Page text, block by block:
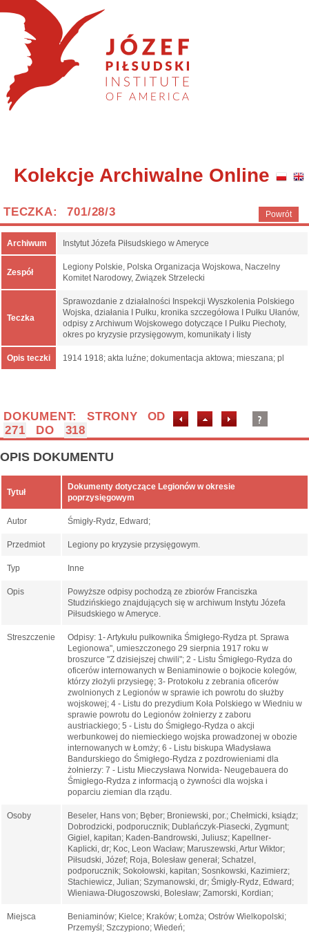
Kolekcje Archiwalne Online
Powrót
TECZKA: 701/28/3
Archiwum Instytut Józefa Piłsudskiego w Ameryce
Zespół
Legiony Polskie, Polska Organizacja Wojskowa, Naczelny
Komitet Narodowy, Związek Strzelecki
Teczka
Sprawozdanie z działalności Inspekcji Wyszkolenia Polskiego
Wojska, działania I Pułku, kronika szczegółowa I Pułku Ułanów,
odpisy z Archiwum Wojskowego dotyczące I Pułku Piechoty,
okres po kryzysie przysięgowym, komunikaty i listy
Opis teczki 1914 1918; akta luźne; dokumentacja aktowa; mieszana; pl
DOKUMENT: STRONY OD
271
DO 318
OPIS DOKUMENTU
Tytuł
Dokumenty dotyczące Legionów w okresie
poprzysięgowym
Autor Śmigły-Rydz, Edward;
Przedmiot Legiony po kryzysie przysięgowym.
Typ Inne
Opis
Powyższe odpisy pochodzą ze zbiorów Franciszka
Studzińskiego znajdujących się w archiwum Instytu Józefa
Piłsudskiego w Ameryce.
Streszczenie
Odpisy: 1- Artykułu pułkownika Śmigłego-Rydza pt. Sprawa
Legionowa", umieszczonego 29 sierpnia 1917 roku w
broszurce "Z dzisiejszej chwili"; 2 - Listu Śmigłego-Rydza do
oficerów internowanych w Beniaminowie o bojkocie kolegów,
którzy złożyli przysiegę; 3- Protokołu z zebrania oficerów
zwolnionych z Legionów w sprawie ich powrotu do służby
wojskowej; 4 - Listu do prezydium Koła Polskiego w Wiedniu w
sprawie powrotu do Legionów żołnierzy z zaboru
austriackiego; 5 - Listu do Śmigłego-Rydza o akcji
werbunkowej do niemieckiego wojska prowadzonej w obozie
internowanych w Łomży; 6 - Listu biskupa Władysława
Bandurskiego do Śmigłego-Rydza z pozdrowieniami dla
żołnierzy: 7 - Listu Mieczysława Norwida- Neugebauera do
Śmigłego-Rydza z informacją o żywności dla wojska i
poparciu ziemian dla rządu.
Osoby
Beseler, Hans von; Bęber; Broniewski, por.; Chełmicki, ksiądz;
Dobrodzicki, podporucznik; Dublańczyk-Piasecki, Zygmunt;
Gigiel, kapitan; Kaden-Bandrowski, Juliusz; Kapellner-
Kaplicki, dr; Koc, Leon Wacław; Maruszewski, Artur Wiktor;
Piłsudski, Józef; Roja, Bolesław generał; Schatzel,
podporucznik; Sokołowski, kapitan; Sosnkowski, Kazimierz;
Stachiewicz, Julian; Szymanowski, dr; Śmigły-Rydz, Edward;
Wieniawa-Długoszowski, Bolesław; Zamorski, Kordian;
Miejsca
Beniaminów; Kielce; Kraków; Łomża; Ostrów Wielkopolski;
Przemyśl; Szczypiono; Wiedeń;